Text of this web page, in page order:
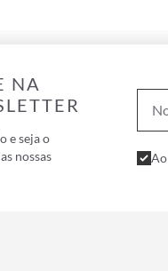
NA
e seja o
nossas